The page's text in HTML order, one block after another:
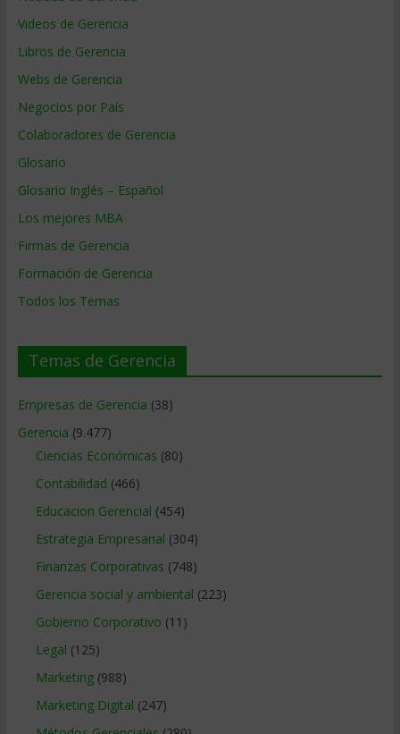
Videos de Gerencia
Libros de Gerencia
Webs de Gerencia
Negocios por País
Colaboradores de Gerencia
Glosario
Glosario Inglés – Español
Los mejores MBA
Firmas de Gerencia
Formación de Gerencia
Todos los Temas
Temas de Gerencia
Empresas de Gerencia (38)
Gerencia (9.477)
Ciencias Económicas (80)
Contabilidad (466)
Educacion Gerencial (454)
Estrategia Empresarial (304)
Finanzas Corporativas (748)
Gerencia social y ambiental (223)
Gobierno Corporativo (11)
Legal (125)
Marketing(988)
Marketing Digital (247)